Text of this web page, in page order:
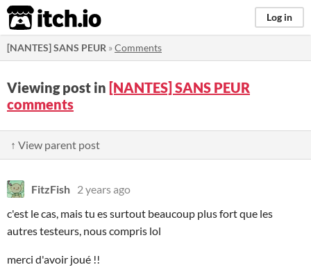
itch.io Log in
[NANTES] SANS PEUR »Comments
Viewing post in [NANTES] SANS PEUR
comments
↑ View parent post
FitzFish 2 years ago
c'est le cas, mais tu es surtout beaucoup plus fort que les
autres testeurs, nous compris lol
merci d'avoir joué !!